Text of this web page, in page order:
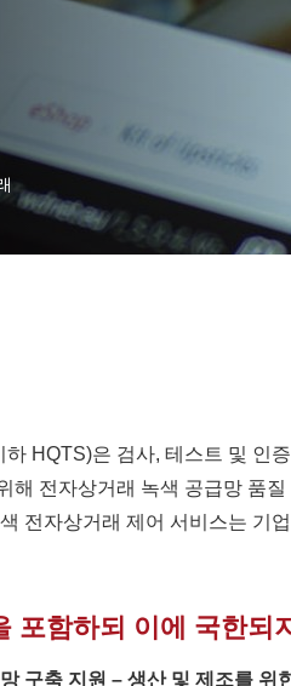
하 HQTS)은 검사, 테스트 및 인증
해 전자상거래 녹색 공급망 품
전자상거래 제어 서비스는 기
포함하되 이에 국한되
구축 지원 – 생산 및 제조를 위